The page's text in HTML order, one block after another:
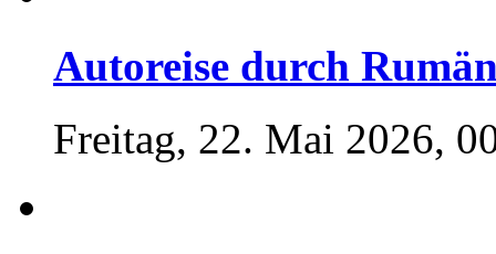
Autoreise durch
Freitag, 22. Mai 2026,